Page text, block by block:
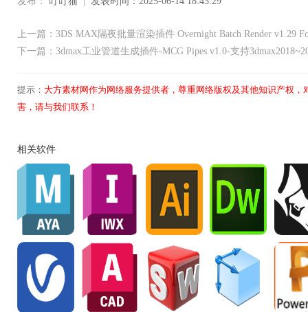
上一篇：3DS MAX隔夜批量渲染插件 Overnight Batch Render v1.29
下一篇：3dmax工业管道生成插件-MCG Pipes v1.0-支持
提示： 大方素材网作为网络服务提供者，尊重网络版权及其他知识产权
害，请与我们联系！
相关软件